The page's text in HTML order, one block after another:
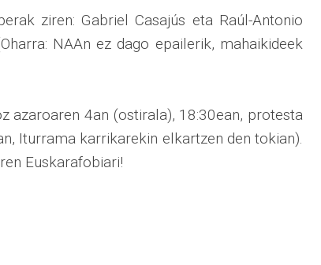
ziren: Gabriel Casajús eta Raúl-Antonio
NAAn ez dago epailerik, mahaikideek
azaroaren 4an (ostirala), 18:30ean, protesta
Iturrama karrikarekin elkartzen den tokian).
Euskarafobiari!